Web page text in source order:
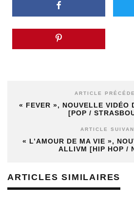
ARTICLE
« FEVER », NOUVELLE VIDÉO
[POP /
ARTICLE
« L’AMOUR DE MA VIE »,
ALLIVM [HIP HOP /
ARTICLES SIMILAIRES